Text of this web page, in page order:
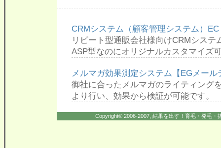
CRMシステム（顧客管理システム）
リピート型通販会社様向けCRMシステ
ASP型なのにオリジナルカスタマイズ
メルマガ効果測定システム【EGメール
御社に合ったメルマガのライティング
より行い、効果から検証が可能です。
Copyright© 2006-2007, 結果を出す！育毛・発毛・